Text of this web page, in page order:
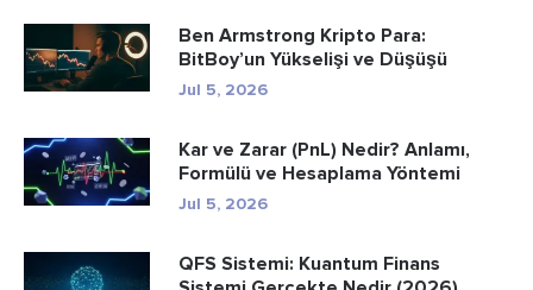
Ben Armstrong Kripto Para:
BitBoy’un Yükselişi ve Düşüşü
Jul 5, 2026
Kar ve Zarar (PnL) Nedir? Anlamı,
Formülü ve Hesaplama Yöntemi
Jul 5, 2026
QFS Sistemi: Kuantum Finans